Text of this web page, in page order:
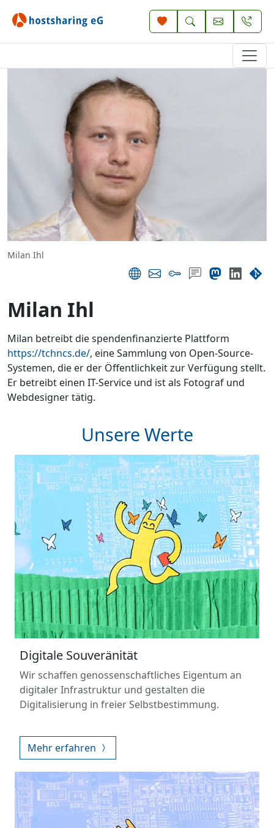
Milan Ihl
Milan Ihl
Milan betreibt die spendenfinanzierte Plattform
https://tchncs.de/, eine Sammlung von Open-Source-
Systemen, die er der Öffentlichkeit zur Verfügung stellt.
Er betreibt einen IT-Service und ist als Fotograf und
Webdesigner tätig.
Unsere Werte
Digitale Souveränität
Wir schaffen genossenschaftliches Eigentum an
digitaler Infrastruktur und gestalten die
Digitalisierung in freier Selbstbestimmung.
Mehr erfahren